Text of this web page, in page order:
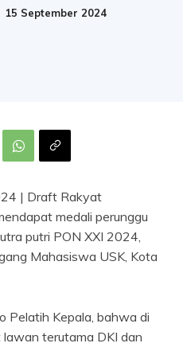
15 September 2024
| Draft Rakyat
medali perunggu
putri PON XXI 2024,
Mahasiswa USK, Kota
Pelatih Kepala, bahwa di
terutama DKI dan